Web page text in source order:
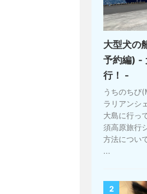
大型犬の
予約編) -
行！ -
うちのちび
ラリアンシ
大島に行っ
須高原旅行
方法につい
...
2